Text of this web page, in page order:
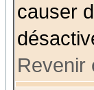
causer
Revenir